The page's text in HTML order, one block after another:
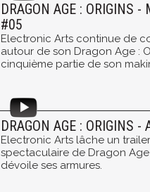
DRAGON AGE : ORIGINS -
#05
Electronic Arts continue de
autour de son Dragon Age :
cinquième partie de son
DRAGON AGE : ORIGINS -
Electronic Arts lâche un
spectaculaire de Dragon Age
dévoile ses armures.